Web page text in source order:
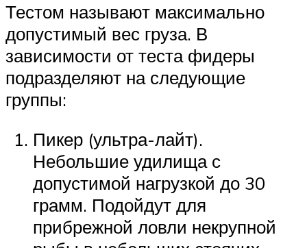
Тестом называют максимально
допустимый вес груза. В
зависимости от теста фидеры
подразделяют на следующие
группы:
Пикер (ультра-лайт).
Небольшие удилища с
допустимой нагрузкой до 30
грамм. Подойдут для
прибрежной ловли некрупной